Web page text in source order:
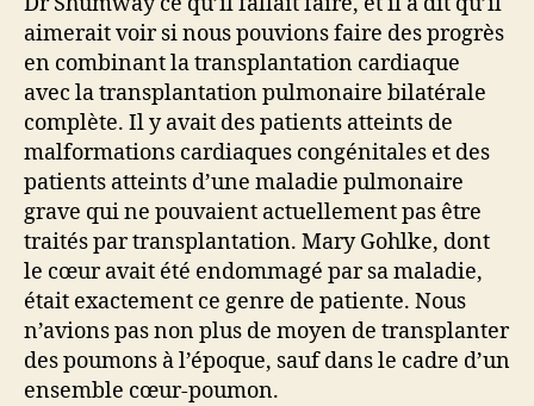
aimerait voir si nous pouvions faire des progrès
en combinant la transplantation cardiaque
avec la transplantation pulmonaire bilatérale
complète. Il y avait des patients atteints de
malformations cardiaques congénitales et des
patients atteints d’une maladie pulmonaire
grave qui ne pouvaient actuellement pas être
traités par transplantation. Mary Gohlke, dont
le cœur avait été endommagé par sa maladie,
était exactement ce genre de patiente. Nous
n’avions pas non plus de moyen de transplanter
des poumons à l’époque, sauf dans le cadre d’un
ensemble cœur-poumon.